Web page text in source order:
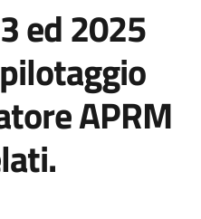
ed 2025
APRM